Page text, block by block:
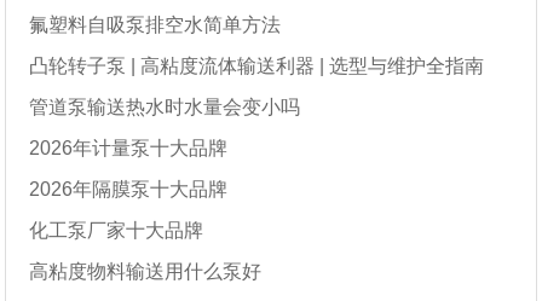
氟塑料自吸泵排空水简单方法
凸轮转子泵 | 高粘度流体输送利器 | 选型与维护全指南
管道泵输送热水时水量会变小吗
2026年计量泵十大品牌
2026年隔膜泵十大品牌
化工泵厂家十大品牌
高粘度物料输送用什么泵好